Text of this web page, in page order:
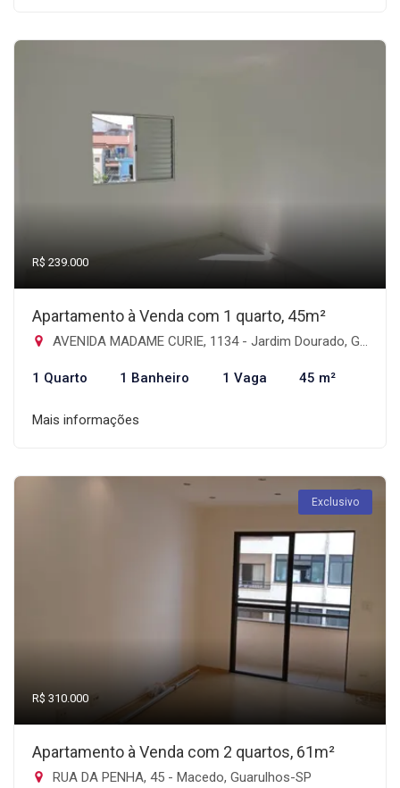
R$ 239.000
Apartamento à Venda com 1 quarto, 45m²
AVENIDA MADAME CURIE, 1134 - Jardim Dourado, Guarulhos-SP
1 Quarto 1 Banheiro 1 Vaga 45 m²
Mais informações
Exclusivo
R$ 310.000
Apartamento à Venda com 2 quartos, 61m²
RUA DA PENHA, 45 - Macedo, Guarulhos-SP